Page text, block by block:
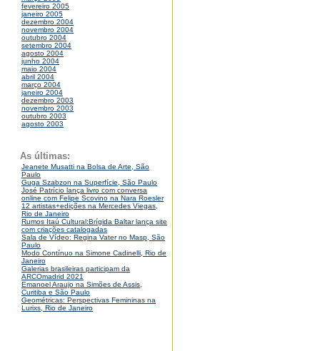
fevereiro 2005
janeiro 2005
dezembro 2004
novembro 2004
outubro 2004
setembro 2004
agosto 2004
junho 2004
maio 2004
abril 2004
março 2004
janeiro 2004
dezembro 2003
novembro 2003
outubro 2003
agosto 2003
As últimas:
Jeanete Musatti na Bolsa de Arte, São
Paulo
Guga Szabzon na Superfície, São Paulo
José Patrício lança livro com conversa
online com Felipe Scovino na Nara Roesler
12 artistas+edições na Mercedes Viegas,
Rio de Janeiro
Rumos Itaú Cultural:Brígida Baltar lança site
com criações catalogadas
Sala de Vídeo: Regina Vater no Masp, São
Paulo
Modo Contínuo na Simone Cadinelli, Rio de
Janeiro
Galerias brasileiras participam da
ARCOmadrid 2021
Emanoel Araujo na Simões de Assis,
Curitiba e São Paulo
Geométricas: Perspectivas Femininas na
Lurixs, Rio de Janeiro